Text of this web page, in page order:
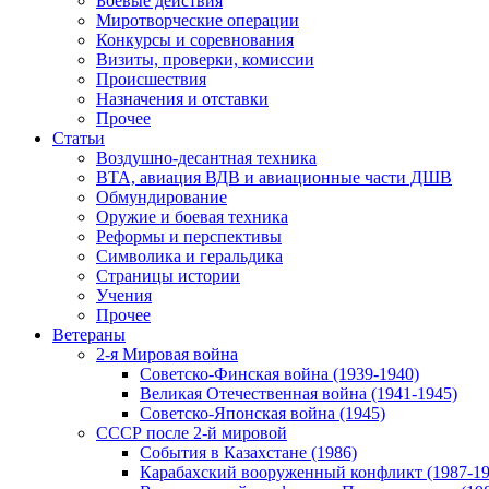
Миротворческие операции
Конкурсы и соревнования
Визиты, проверки, комиссии
Происшествия
Назначения и отставки
Прочее
Статьи
Воздушно-десантная техника
ВТА, авиация ВДВ и авиационные части ДШВ
Обмундирование
Оружие и боевая техника
Реформы и перспективы
Символика и геральдика
Страницы истории
Учения
Прочее
Ветераны
2-я Мировая война
Советско-Финская война (1939-1940)
Великая Отечественная война (1941-1945)
Советско-Японская война (1945)
СССР после 2-й мировой
События в Казахстане (1986)
Карабахский вооруженный конфликт (1987-